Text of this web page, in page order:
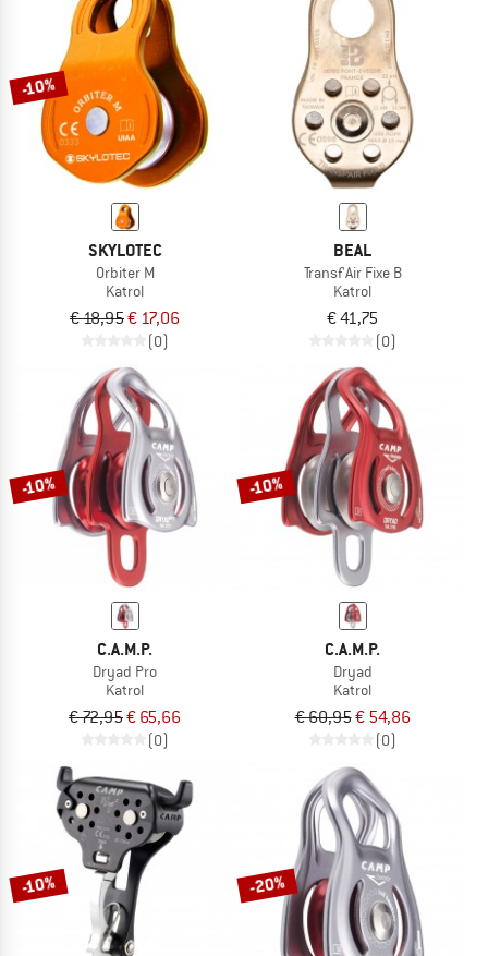
-10%
SKYLOTEC
Orbiter M
Katrol
€ 18,95€ 17,06
(0)
BEAL
Transf'Air Fixe B
Katrol
€ 41,75
(0)
-10%
C.A.M.P.
Dryad Pro
Katrol
€ 72,95€ 65,66
(0)
-10%
C.A.M.P.
Dryad
Katrol
€ 60,95€ 54,86
(0)
-10% -20%